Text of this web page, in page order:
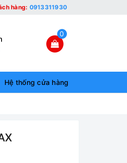
hàng: 0913311930
0
Hệ thống cửa hàng